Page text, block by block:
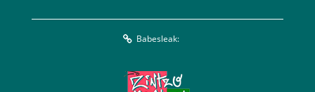
Babesleak: